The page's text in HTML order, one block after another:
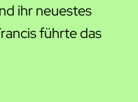
ihr neuestes
führte das